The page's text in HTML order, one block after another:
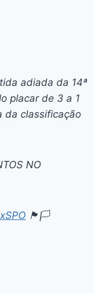
adiada da 14ª
placar de 3 a 1
da classificação
NO
🏴🏳️